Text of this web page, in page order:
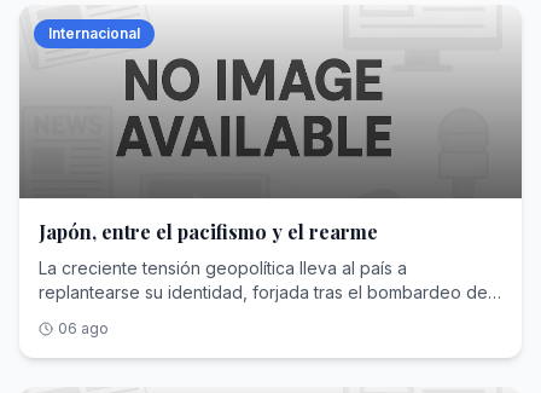
Internacional
Japón, entre el pacifismo y el rearme
La creciente tensión geopolítica lleva al país a
replantearse su identidad, forjada tras el bombardeo de
06 ago